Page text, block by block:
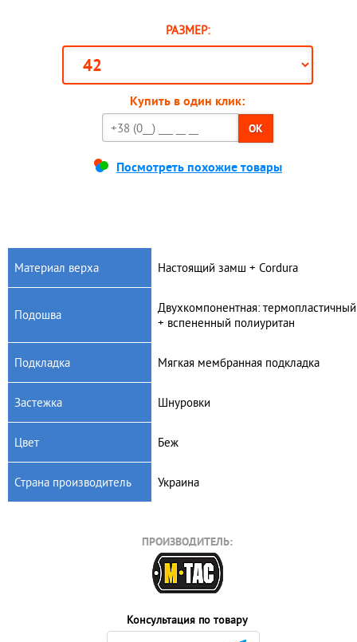
РАЗМЕР:
Купить в один клик:
OK
Посмотреть похожие товары
Материал верха Настоящий замш + Cordura
Подошва
Двухкомпонентная: термопластичный
+ вспененный полиуритан
Подкладка Мягкая мембранная подкладка
Застежка Шнуровки
Цвет Беж
Страна производитель Украина
ПРОИЗВОДИТЕЛЬ:
Консультация по товару